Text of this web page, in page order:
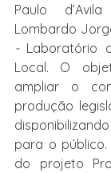
Paulo
Lombardo
- Laboratório
Local. O
ampliar o
produção
para o
do projeto